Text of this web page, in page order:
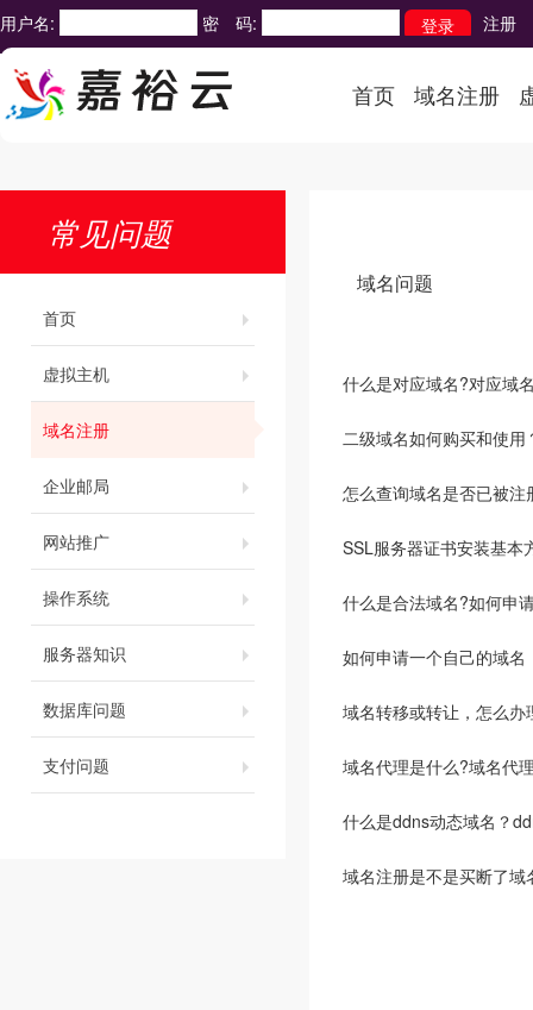
用户名: 密 码: 注册
首页 域名注册
常见问题
首页
虚拟主机
域名注册
企业邮局
网站推广
操作系统
服务器知识
数据库问题
支付问题
域名问题
什么是对应域名?对应域
二级域名如何购买和使用
怎么查询域名是否已被注
SSL服务器证书安装基本
什么是合法域名?如何申
如何申请一个自己的域名
域名转移或转让，怎么办
域名代理是什么?域名代
什么是ddns动态域名？
域名注册是不是买断了域